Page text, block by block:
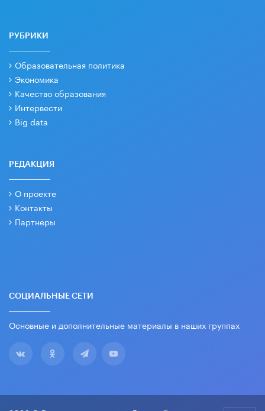
РУБРИКИ
Образовательная политика
Экономика
Качество образования
Интервести
Big data
РЕДАКЦИЯ
О проекте
Контакты
Партнеры
СОЦИАЛЬНЫЕ СЕТИ
Основные и дополнительные материалы в наших группах